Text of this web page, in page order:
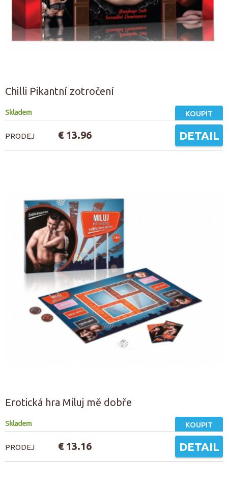
Chilli Pikantní zotročení
Skladem KOUPIT
PRODEJ € 13.96 DETAIL
Erotická hra Miluj mě dobře
Skladem KOUPIT
PRODEJ € 13.16 DETAIL